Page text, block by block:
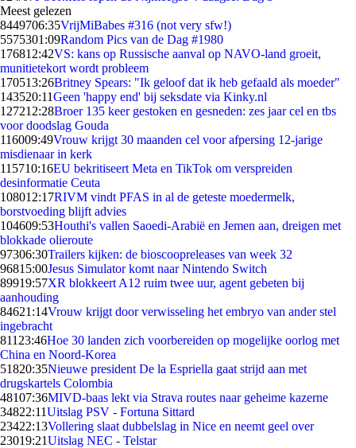
Meest gelezen
8449706:35VrijMiBabes #316 (not very sfw!)
5575301:09Random Pics van de Dag #1980
176812:42VS: kans op Russische aanval op NAVO-land groeit,
munitietekort wordt probleem
170513:26Britney Spears: "Ik geloof dat ik heb gefaald als moeder"
143520:11Geen 'happy end' bij seksdate via Kinky.nl
127212:28Broer 135 keer gestoken en gesneden: zes jaar cel en tbs
voor doodslag Gouda
116009:49Vrouw krijgt 30 maanden cel voor afpersing 12-jarige
misdienaar in kerk
115710:16EU bekritiseert Meta en TikTok om verspreiden
desinformatie Ceuta
108012:17RIVM vindt PFAS in al de geteste moedermelk,
borstvoeding blijft advies
104609:53Houthi's vallen Saoedi-Arabië en Jemen aan, dreigen met
blokkade olieroute
97306:30Trailers kijken: de bioscoopreleases van week 32
96815:00Jesus Simulator komt naar Nintendo Switch
89919:57XR blokkeert A12 ruim twee uur, agent gebeten bij
aanhouding
84621:14Vrouw krijgt door verwisseling het embryo van ander stel
ingebracht
811 23:46Hoe 30 landen zich voorbereiden op mogelijke oorlog met
China en Noord-Korea
51820:35Nieuwe president De la Espriella gaat strijd aan met
drugskartels Colombia
48107:36MIVD-baas lekt via Strava routes naar geheime kazerne
34822:11Uitslag PSV - Fortuna Sittard
23422:13Vollering slaat dubbelslag in Nice en neemt geel over
23019:21Uitslag NEC - Telstar